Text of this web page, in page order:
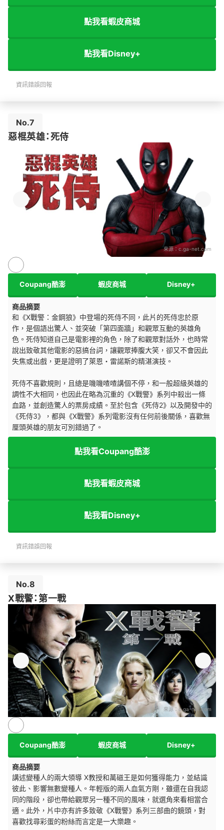
點我看蝦皮商城
點我看Disney+
資訊錯誤回報
No.7
惡棍英雄：死侍
來源：c.ga-net.com
Coupang酷澎 蝦皮商城 Disney+
商品摘要
和《X戰警：金鋼狼》中登場的死侍不同，此片的死侍忠於原
作，是個語出驚人、並突破「第四面牆」和觀眾互動的英雄角
色。死侍知道自己是電影裡的角色，除了和觀眾對話外，也時常
說出致敬其他電影的惡搞台詞，讓觀眾捧腹大笑，卻又不會因此
失焦或出戲，更是證明了萊恩・雷諾斯的精湛演技。
死侍不喜歡規則，且總是嘰嘰喳喳講個不停，和一般超級英雄的
調性不大相同，也因此在略為沉重的《X戰警》系列中殺出一條
血路，並創造驚人的票房成績。至於包含《死侍2》以及開發中的
《死侍3》，都與《X戰警》系列電影沒有任何前後關係，喜歡無
厘頭英雄的朋友可別錯過了。
點我看Coupang酷澎
點我看蝦皮商城
點我看Disney+
資訊錯誤回報
No.8
X戰警：第一戰
來源： c.ga-net.com
Coupang酷澎 蝦皮商城 Disney+
商品摘要
講述變種人的兩大領導 X教授和萬磁王是如何獲得能力，並結識
彼此、影響無數變種人。年輕版的兩人血氣方剛，雖還在自我認
同的階段，卻也帶給觀眾另一種不同的風味，就選角來看相當合
適。此外，片中亦有許多致敬《X戰警》系列三部曲的鏡頭，對
喜歡找尋彩蛋的粉絲而言定是一大樂趣。